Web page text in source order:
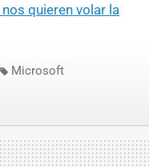
quieren volar la
Microsoft